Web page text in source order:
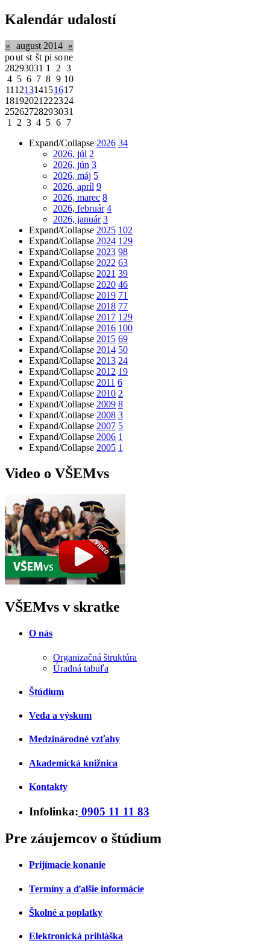
Kalendár udalostí
« august 2014 »
pout st št pi sone
28293031 1 2 3
4 5 6 7 8 9 10
11 121314151617
18192021 222324
25262728293031
1
2 3 4 5 6
7
Expand/Collapse 2026 34
2026, júl 2
2026, jún 3
2026, máj 5
2026, apríl 9
2026, marec 8
2026, február 4
2026, január 3
Expand/Collapse 2025 102
Expand/Collapse 2024 129
Expand/Collapse 2023 98
Expand/Collapse 2022 63
Expand/Collapse 2021 39
Expand/Collapse 2020 46
Expand/Collapse 2019 71
Expand/Collapse 2018 77
Expand/Collapse 2017 129
Expand/Collapse 2016 100
Expand/Collapse 2015 69
Expand/Collapse 2014 50
Expand/Collapse 2013 24
Expand/Collapse 2012 19
Expand/Collapse 2011 6
Expand/Collapse 2010 2
Expand/Collapse 2009 8
Expand/Collapse 2008 3
Expand/Collapse 2007 5
Expand/Collapse 2006 1
Expand/Collapse 2005 1
Video o VŠEMvs
VŠEMvs v skratke
O nás
Organizačná štruktúra
Úradná tabuľa
Štúdium
Veda a výskum
Medzinárodné vzťahy
Akademická knižnica
Kontakty
Infolinka: 0905 11 11 83
Pre záujemcov o štúdium
Prijímacie konanie
Termíny a ďalšie informácie
Školné a poplatky
Elektronická prihláška